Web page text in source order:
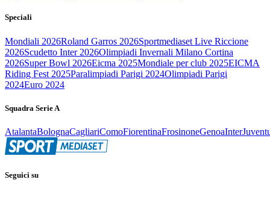
Speciali
Mondiali 2026Roland Garros 2026Sportmediaset Live Riccione
2026Scudetto Inter 2026Olimpiadi Invernali Milano Cortina
2026Super Bowl 2026Eicma 2025Mondiale per club 2025EICMA
Riding Fest 2025Paralimpiadi Parigi 2024Olimpiadi Parigi
2024Euro 2024
Squadra Serie A
AtalantaBolognaCagliariComoFiorentinaFrosinoneGenoaInter
Seguici su